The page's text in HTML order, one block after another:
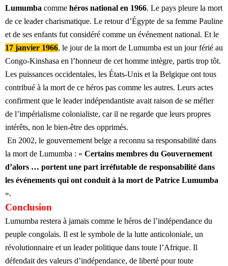
Lumumba comme héros national en 1966. Le pays pleure la mort
de ce leader charismatique. Le retour d’Égypte de sa femme Pauline
et de ses enfants fut considéré comme un événement national. Et le
17 janvier 1966, le jour de la mort de Lumumba est un jour férié au
Congo-Kinshasa en l’honneur de cet homme intègre, partis trop tôt.
Les puissances occidentales, les États-Unis et la Belgique ont tous
contribué à la mort de ce héros pas comme les autres. Leurs actes
confirment que le leader indépendantiste avait raison de se méfier
de l’impérialisme colonialiste, car il ne regarde que leurs propres
intérêts, non le bien-être des opprimés.
En 2002, le gouvernement belge a reconnu sa responsabilité dans
la mort de Lumumba : « Certains membres du Gouvernement
d’alors … portent une part irréfutable de responsabilité dans
les événements qui ont conduit à la mort de Patrice Lumumba
».
Conclusion
Lumumba restera à jamais comme le héros de l’indépendance du
peuple congolais. Il est le symbole de la lutte anticoloniale, un
révolutionnaire et un leader politique dans toute l’Afrique. Il
défendait des valeurs d’indépendance, de liberté pour toute